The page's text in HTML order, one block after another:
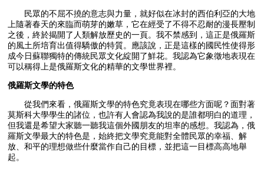
民眾的不屈不撓的意志與力量，就好似在冰封的西伯利亞的大地
上隨著春天的來臨而萌芽的嫩草，它在經受了不得不忍耐的漫長壓制
之後，終於揭開了人類解放歷史的一頁。我不禁感到，這正是俄羅斯
的風土所培育出值得驕傲的特質。應該說，正是這樣的國民性使得形
成今日蘇聯獨特的傳統民眾文化綻開了鮮花。我認為它象徵地表現在
可以稱得上是俄羅斯文化的精華的文學世界裡。
俄羅斯文學的特色
從我們來看，俄羅斯文學的特色究竟表現在哪些方面呢？面對著
莫斯科大學學生的諸位，也許有人會認為我說的是誰都明白的道理，
但我還是希望大家聽一聽我這個外國朋友的坦率的感想。我認為，俄
羅斯文學最大的特色是，始終把文學究竟能對全體民眾的幸福、解
放、和平的理想做些什麼當作自己的目標，並把這一目標高高地舉
起。